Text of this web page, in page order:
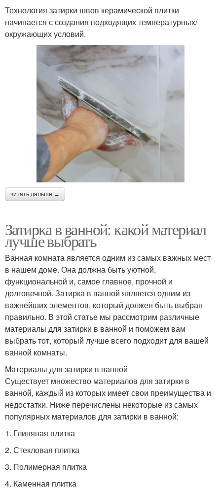
Технология затирки швов керамической плитки
начинается с создания подходящих температурных/
окружающих условий.
читать дальше →
Затирка в ванной: какой материал
лучше выбрать
Ванная комната является одним из самых важных мест
в нашем доме. Она должна быть уютной,
функциональной и, самое главное, прочной и
долговечной. Затирка в ванной является одним из
важнейших элементов, который должен быть выбран
правильно. В этой статье мы рассмотрим различные
материалы для затирки в ванной и поможем вам
выбрать тот, который лучше всего подходит для вашей
ванной комнаты.
Материалы для затирки в ванной
Существует множество материалов для затирки в
ванной, каждый из которых имеет свои преимущества и
недостатки. Ниже перечислены некоторые из самых
популярных материалов для затирки в ванной:
1. Глиняная плитка
2. Стекловая плитка
3. Полимерная плитка
4. Каменная плитка